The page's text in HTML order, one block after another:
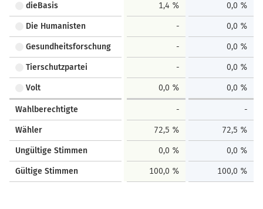
dieBasis 1,4 % 0,0 %
Die Humanisten - 0,0 %
Gesundheitsforschung - 0,0 %
Tierschutzpartei - 0,0 %
Volt 0,0 % 0,0 %
Wahlberechtigte - -
Wähler 72,5 % 72,5 %
Ungültige Stimmen 0,0 % 0,0 %
Gültige Stimmen 100,0 % 100,0 %